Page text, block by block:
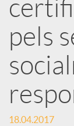
e
s
S
pels
18.04.2017